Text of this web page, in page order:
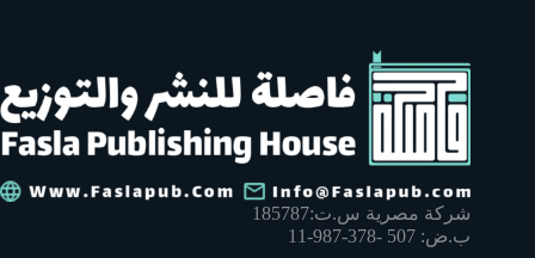
شركة مصرية س.ت:185787
ب.ض: 507 -378-987-11